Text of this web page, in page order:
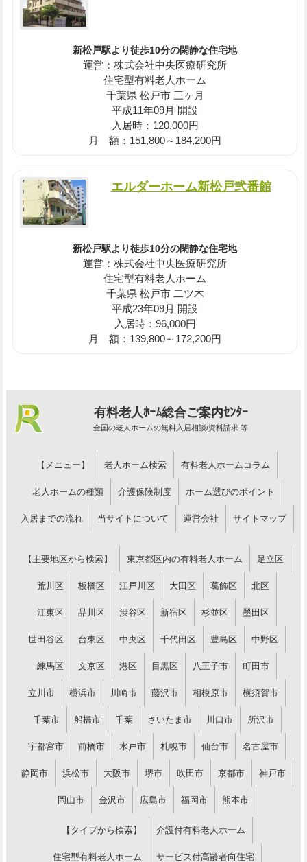
新松戸駅より徒歩10分の閑静な住宅地
運営：株式会社中央医療研究所
住宅型有料老人ホーム
千葉県 松戸市 三ヶ月
平成11年09月 開設
入居時：120,000円
月 額：151,800～184,200円
エルダーホーム新松戸弐番館
新松戸駅より徒歩10分の閑静な住宅地
運営：株式会社中央医療研究所
住宅型有料老人ホーム
千葉県 松戸市 二ツ木
平成23年09月 開設
入居時：96,000円
月 額：139,800～172,200円
有料老人ﾎｰﾑ総合ご案内ｾﾝﾀｰ
全国の老人ホームの無料入居相談/資料請求 等
【メニュー】 老人ホーム検索 有料老人ホームコラム
老人ホームの種類 介護保険制度 ホーム選びのポイント
入居までの流れ 当サイトについて 運営会社 サイトマップ
【主要地区から検索】 東京都区内の有料老人ホーム 足立区
荒川区 板橋区 江戸川区 大田区 葛飾区 北区
江東区 品川区 渋谷区 新宿区 杉並区 墨田区
世田谷区 台東区 中央区 千代田区 豊島区 中野区
練馬区 文京区 港区 目黒区 八王子市 町田市
立川市 横浜市 川崎市 藤沢市 相模原市 横須賀市
千葉市 船橋市 千葉 さいたま市 川口市 所沢市
宇都宮市 前橋市 水戸市 札幌市 仙台市 名古屋市
静岡市 浜松市 大阪市 堺市 吹田市 京都市 神戸市
岡山市 金沢市 広島市 福岡市 熊本市
【タイプから検索】 介護付有料老人ホーム
住宅型有料老人ホーム サービス付高齢者向住宅